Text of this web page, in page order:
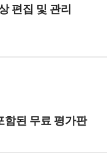
편집 및 관리
된 무료 평가판